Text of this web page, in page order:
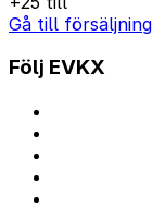
Gå till
Följ EVKX